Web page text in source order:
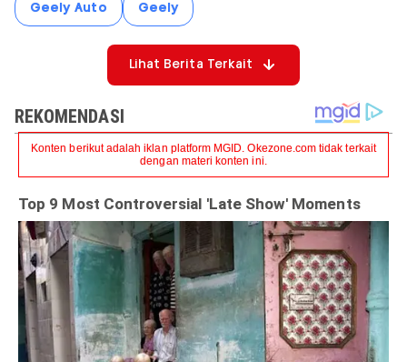
Geely Auto Geely
Lihat Berita Terkait